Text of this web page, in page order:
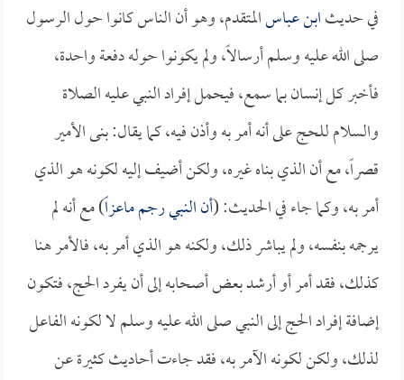
في حديثابن عباسالمتقدم، وهو أن الناس كانوا حول الرسول
صلى الله عليه وسلم أرسالاً، ولم يكونوا حوله دفعة واحدة،
فأخبر كل إنسان بما سمع، فيحمل إفراد النبي عليه الصلاة
والسلام للحج على أنه أمر به وأذن فيه، كما يقال: بنى الأمير
قصراً، مع أن الذي بناه غيره، ولكن أضيف إليه لكونه هو الذي
أمر به، وكما جاء في الحديث: (أن النبي رجمماعزاً) مع أنه لم
يرجمه بنفسه، ولم يباشر ذلك، ولكنه هو الذي أمر به، فالأمر هنا
كذلك، فقد أمر أو أرشد بعض أصحابه إلى أن يفرد الحج، فتكون
إضافة إفراد الحج إلى النبي صلى الله عليه وسلم لا لكونه الفاعل
لذلك، ولكن لكونه الآمر به، فقد جاءت أحاديث كثيرة عن